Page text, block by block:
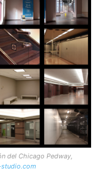
del Chicago Pedway,